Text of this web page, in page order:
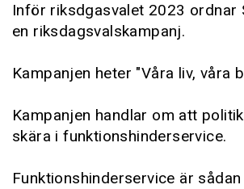
Inför riksdgasvalet 2023 ordnar
en riksdagsvalskampanj.
Kampanjen heter "Våra liv, våra
Kampanjen handlar om att
skära i funktionshinderservice.
Funktionshinderservice är